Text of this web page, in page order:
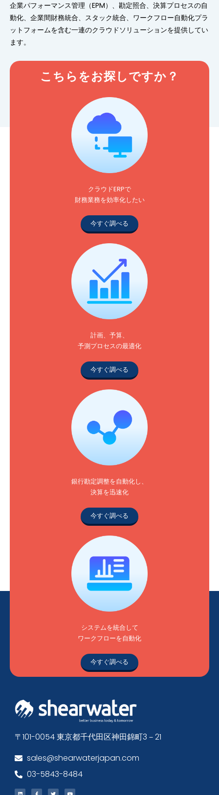
企業パフォーマンス管理（EPM）、勘定照合、決算プロセスの自
動化、企業間財務統合、スタック統合、ワークフロー自動化プラ
ットフォームを含む一連のクラウドソリューションを提供してい
ます。
こちらをお探しですか？
クラウドERPで
財務業務を効率化したい
今すぐ調べる
計画、予算、
予測プロセスの最適化
今すぐ調べる
銀行勘定調整を自動化し、
決算を迅速化
今すぐ調べる
システムを統合して
ワークフローを自動化
今すぐ調べる
〒101-0054 東京都千代田区神田錦町3－21
sales@shearwaterjapan.com
03-5843-8484